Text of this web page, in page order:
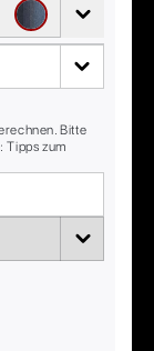
Bitte
Tipps zum